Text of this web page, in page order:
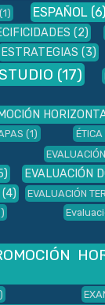
(1) ESPAÑOL (6)
(2)
ESTRATEGIAS (3)
(17)
(1) ÉTICA
EVALUACIÓN
(4) EVALUACIÓN